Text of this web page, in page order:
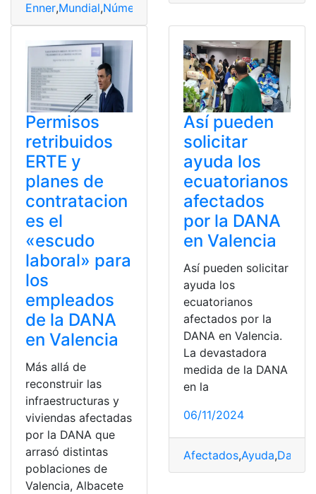
Enner,Mundial,Números Valencia
Permisos
retribuidos
ERTE y
planes de
contratacion
es el
«escudo
laboral» para
los
empleados
de la DANA
en Valencia
Más allá de
reconstruir las
infraestructuras y
viviendas afectadas
por la DANA que
arrasó distintas
poblaciones de
Valencia, Albacete
Así pueden
solicitar
ayuda los
ecuatorianos
afectados
por la DANA
en Valencia
Así pueden solicitar
ayuda los
ecuatorianos
afectados por la
DANA en Valencia.
La devastadora
medida de la DANA
en la
06/11/2024
Afectados,Ayuda,Dana